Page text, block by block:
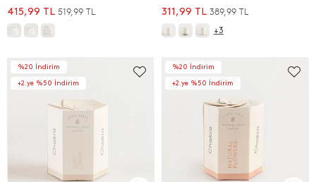
415,99 TL 519,99 TL 311,99 TL 389,99 TL
+3
%20 İndirim
+2.ye %50 İndirim
%20 İndirim
+2.ye %50 İndirim